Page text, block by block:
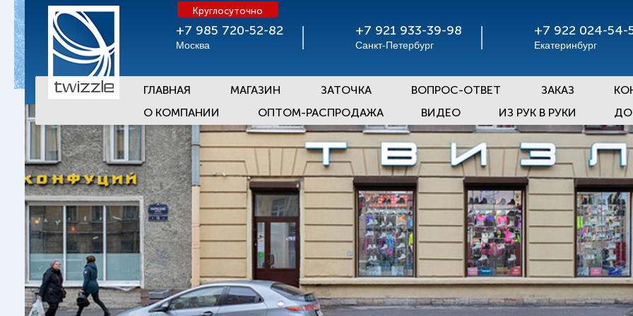
+7 985 720-52-82
Москва
Круглосуточно
+7 921 933-39-98
Санкт-Петербург
+7 922 024-54-
Екатеринбург
ГЛАВНАЯ МАГАЗИН ЗАТОЧКА ВОПРОС-ОТВЕТ ЗАКАЗ
О КОМПАНИИ
ОПТОМ-РАСПРОДАЖА ВИДЕО ИЗ РУК В РУКИ